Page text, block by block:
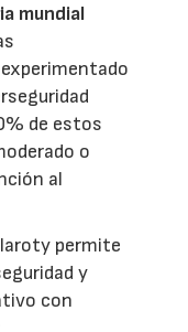
mundial
de estos
o
al
permite
y
con